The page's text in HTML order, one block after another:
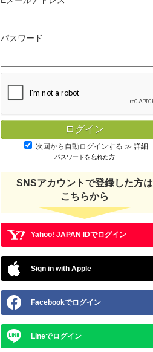
パスワード
次回から自動ログインする ≫ 詳細
パスワードを忘れた方
SNSアカウントで登録した方は
こちらから
Yahoo! JAPAN IDでログイン
Sign in with Apple
Facebookでログイン
Lineでログイン